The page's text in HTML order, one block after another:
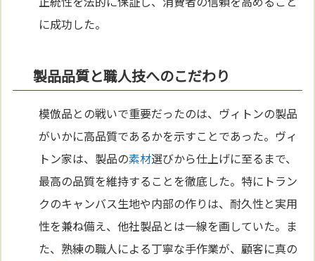
に成功した。
製品品質と職人技へのこだわり
模倣品との戦いで重要だったのは、ヴィトンの製品
がいかに高品質であるかを示すことであった。ヴィ
トン家は、製品の素材選びから仕上げに至るまで、
最高の品質を維持することを徹底した。特にトラン
クのキャンバス生地や内部の作りは、耐久性と実用
性を兼ね備え、他社製品とは一線を画していた。ま
た、熟練の職人による丁寧な手作業が、顧客に真の